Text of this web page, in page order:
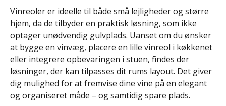
Vinreoler er ideelle til både små lejligheder og større
hjem, da de tilbyder en praktisk løsning, som ikke
optager unødvendig gulvplads. Uanset om du ønsker
at bygge en vinvæg, placere en lille vinreol i køkkenet
eller integrere opbevaringen i stuen, findes der
løsninger, der kan tilpasses dit rums layout. Det giver
dig mulighed for at fremvise dine vine på en elegant
og organiseret måde – og samtidig spare plads.